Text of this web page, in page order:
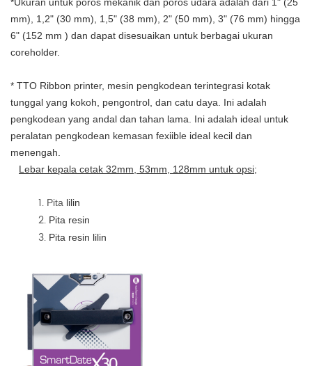
*Ukuran untuk poros mekanik dan poros udara adalah dari 1" (25
mm), 1,2" (30 mm), 1,5" (38 mm), 2" (50 mm), 3" (76 mm) hingga
6" (152 mm ) dan dapat disesuaikan untuk berbagai ukuran
coreholder.
* TTO Ribbon printer, mesin pengkodean terintegrasi kotak
tunggal yang kokoh, pengontrol, dan catu daya. Ini adalah
pengkodean yang andal dan tahan lama. Ini adalah ideal untuk
peralatan pengkodean kemasan fexiible ideal kecil dan
menengah.
Lebar kepala cetak 32mm, 53mm, 128mm untuk opsi;
Pita lilin
Pita resin
Pita resin lilin